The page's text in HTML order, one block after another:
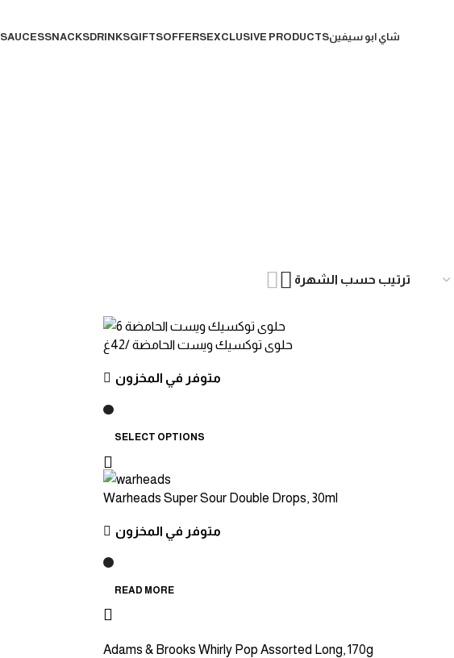
SAUCESSNACKSDRINKSGIFTSOFFERSEXCLUSIVE PRODUCTSشاي ابو سيفين
حلوى توكسيك ويست الحامضة /42غ
متوفر في المخزون
SELECT OPTIONS
Warheads Super Sour Double Drops, 30ml
متوفر في المخزون
READ MORE
Adams & Brooks Whirly Pop Assorted Long, 170g